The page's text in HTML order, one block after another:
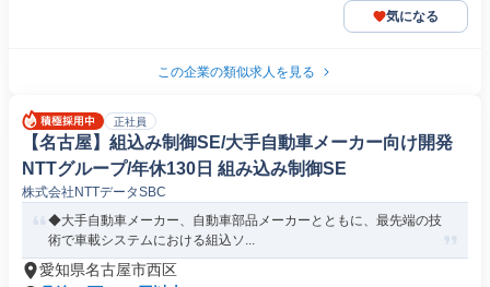
気になる
この企業の類似求人を見る
正社員
【名古屋】組込み制御SE/大手自動車メーカー向け開発
NTTグループ/年休130日 組み込み制御SE
株式会社NTTデータSBC
◆大手自動車メーカー、自動車部品メーカーとともに、最先端の技
術で車載システムにおける組込ソ...
愛知県名古屋市西区